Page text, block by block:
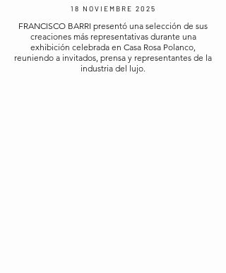
18 NOVIEMBRE 2025
FRANCISCO BARRI presentó una selección de sus
creaciones más representativas durante una
exhibición celebrada en Casa Rosa Polanco,
reuniendo a invitados, prensa y representantes de la
industria del lujo.